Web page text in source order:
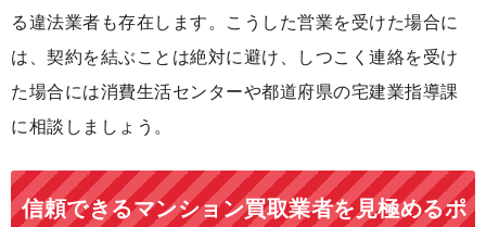
る違法業者も存在します。こうした営業を受けた場合に
は、契約を結ぶことは絶対に避け、しつこく連絡を受け
た場合には消費生活センターや都道府県の宅建業指導課
に相談しましょう。
信頼できるマンション買取業者を見極めるポ